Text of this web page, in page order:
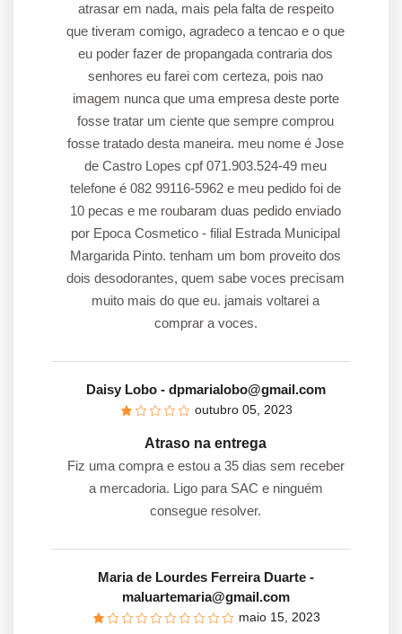
atrasar em nada, mais pela falta de respeito
que tiveram comigo, agradeco a tencao e o que
eu poder fazer de propangada contraria dos
senhores eu farei com certeza, pois nao
imagem nunca que uma empresa deste porte
fosse tratar um ciente que sempre comprou
fosse tratado desta maneira. meu nome é Jose
de Castro Lopes cpf 071.903.524-49 meu
telefone é 082 99116-5962 e meu pedido foi de
10 pecas e me roubaram duas pedido enviado
por Epoca Cosmetico - filial Estrada Municipal
Margarida Pinto. tenham um bom proveito dos
dois desodorantes, quem sabe voces precisam
muito mais do que eu. jamais voltarei a
comprar a voces.
Daisy Lobo - dpmarialobo@gmail.com
outubro 05, 2023
Atraso na entrega
Fiz uma compra e estou a 35 dias sem receber
a mercadoria. Ligo para SAC e ninguém
consegue resolver.
Maria de Lourdes Ferreira Duarte -
maluartemaria@gmail.com
maio 15, 2023